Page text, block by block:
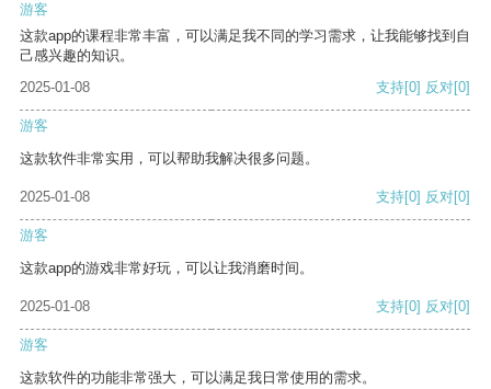
游客
这款app的课程非常丰富，可以满足我不同的学习需求，让我能够找到自
己感兴趣的知识。
2025-01-08
支持[0] 反对[0]
游客
这款软件非常实用，可以帮助我解决很多问题。
2025-01-08 支持[0] 反对[0]
游客
这款app的游戏非常好玩，可以让我消磨时间。
2025-01-08 支持[0] 反对[0]
游客
这款软件的功能非常强大，可以满足我日常使用的需求。